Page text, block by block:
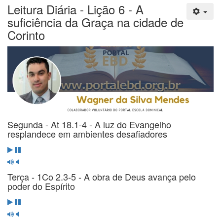
Leitura Diária - Lição 6 - A
suficiência da Graça na cidade de
Corinto
Segunda - At 18.1-4 - A luz do Evangelho
resplandece em ambientes desafiadores
Terça - 1Co 2.3-5 - A obra de Deus avança pelo
poder do Espírito